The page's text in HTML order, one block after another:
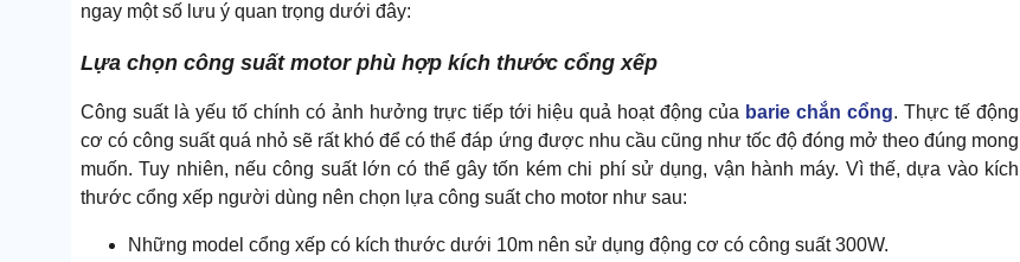
ngay một số lưu ý quan trọng dưới đây:
Lựa chọn công suất motor phù hợp kích thước cổng xếp
Công suất là yếu tố chính có ảnh hưởng trực tiếp tới hiệu quả hoạt động của barie chắn cổng. Thực tế động
cơ có công suất quá nhỏ sẽ rất khó để có thể đáp ứng được nhu cầu cũng như tốc độ đóng mở theo đúng mong
muốn. Tuy nhiên, nếu công suất lớn có thể gây tốn kém chi phí sử dụng, vận hành máy. Vì thế, dựa vào kích
thước cổng xếp người dùng nên chọn lựa công suất cho motor như sau:
Những model cổng xếp có kích thước dưới 10m nên sử dụng động cơ có công suất 300W.